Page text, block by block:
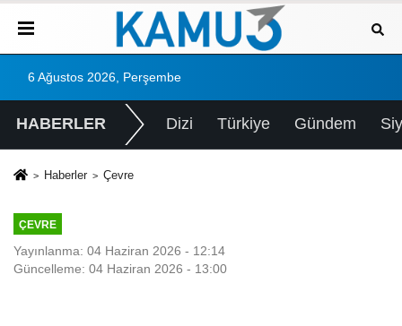
6 Ağustos 2026, Perşembe
HABERLER Dizi Türkiye Gündem
Haberler Çevre
ÇEVRE
Yayınlanma: 04 Haziran 2026 - 12:14
Güncelleme: 04 Haziran 2026 - 13:00